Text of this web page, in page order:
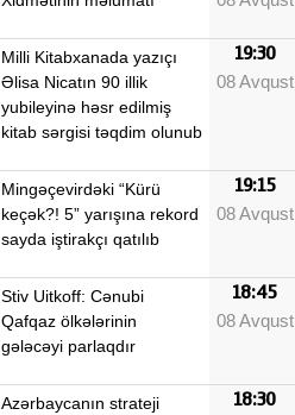
Milli Kitabxanada yazıçı
Əlisa Nicatın 90 illik
yubileyinə həsr edilmiş
kitab sərgisi təqdim olunub
19:30
08 Avqust
Mingəçevirdəki “Kürü
keçək?! 5” yarışına rekord
sayda iştirakçı qatılıb
19:15
08 Avqust
Stiv Uitkoff: Cənubi
Qafqaz ölkələrinin
gələcəyi parlaqdır
18:45
08 Avqust
Azərbaycanın strateji
18:30